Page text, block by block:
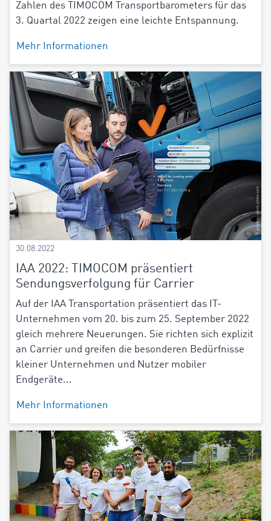
Zahlen des TIMOCOM Transportbarometers für das
3. Quartal 2022 zeigen eine leichte Entspannung.
Mehr Informationen
30.08.2022
IAA 2022: TIMOCOM präsentiert
Sendungsverfolgung für Carrier
Auf der IAA Transportation präsentiert das IT-
Unternehmen vom 20. bis zum 25. September 2022
gleich mehrere Neuerungen. Sie richten sich explizit
an Carrier und greifen die besonderen Bedürfnisse
kleiner Unternehmen und Nutzer mobiler
Endgeräte...
Mehr Informationen